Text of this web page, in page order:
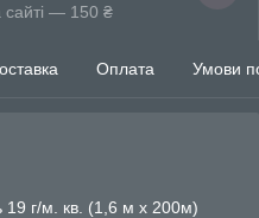
сайті — 150 ₴
Оплата Умови
19 г/м. кв. (1,6 м х 200м)